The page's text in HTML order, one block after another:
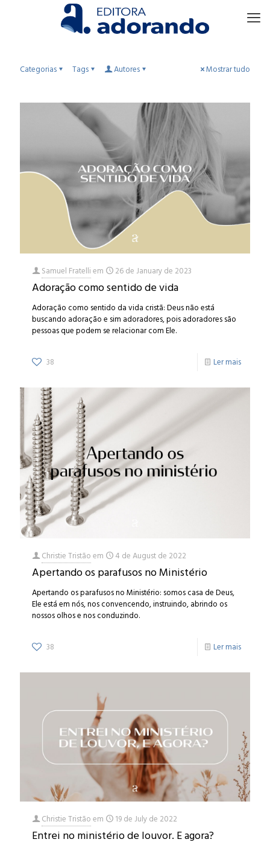
Categorias Tags Autores Mostrar tudo
Samuel Fratelliem 26 de January de 2023
Adoração como sentido de vida
Adoração como sentido da vida cristã: Deus não está
buscando adoração e sim adoradores, pois adoradores são
pessoas que podem se relacionar com Ele.
38 Ler mais
Christie Tristãoem 4 de August de 2022
Apertando os parafusos no Ministério
Apertando os parafusos no Ministério: somos casa de Deus,
Ele está em nós, nos convencendo, instruindo, abrindo os
nossos olhos e nos conduzindo.
38 Ler mais
Christie Tristãoem 19 de July de 2022
Entrei no ministério de louvor. E agora?